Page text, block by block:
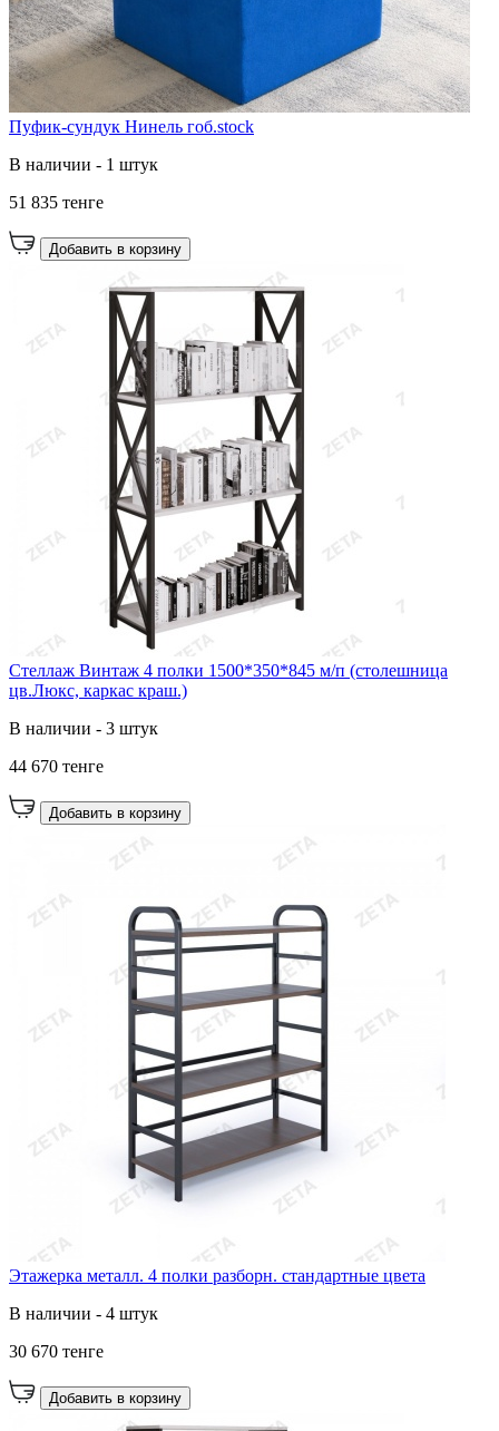
Пуфик-сундук Нинель гоб.stock
В наличии - 1 штук
51 835 тенге
Добавить в корзину
Стеллаж Винтаж 4 полки 1500*350*845 м/п (столешница
цв.Люкс, каркас краш.)
В наличии - 3 штук
44 670 тенге
Добавить в корзину
Этажерка металл. 4 полки разборн. стандартные цвета
В наличии - 4 штук
30 670 тенге
Добавить в корзину